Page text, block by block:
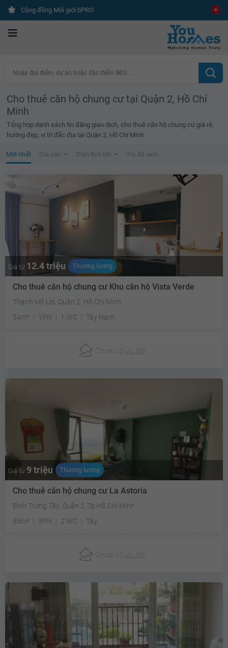
Cộng đồng Môi giới bPRO
Nhập địa điểm, dự án hoặc đặc điểm BĐS ...
Cho thuê căn hộ chung cư tại Quận 2, Hồ Chí
Minh
Tổng hợp danh sách tin đăng giao dịch, cho thuê căn hộ chung cư giá rẻ,
hướng đẹp, vị trí đắc địa tại Quận 2, Hồ Chí Minh
Mới nhất Giá cao Diện tích lớn Tin đã xem
Giá từ 12.4 triệu Thương lượng
Cho thuê căn hộ chung cư Khu căn hộ Vista Verde
Thạnh Mỹ Lợi, Quận 2, Hồ Chí Minh
54m²
1PN 1 WC Tây Nam
Chưa có ưu đãi
Giá từ 9 triệu Thương lượng
Cho thuê căn hộ chung cư La Astoria
Bình Trưng Tây, Quận 2, Tp Hồ Chí Minh
85m²
3PN 2 WC Tây
Chưa có ưu đãi